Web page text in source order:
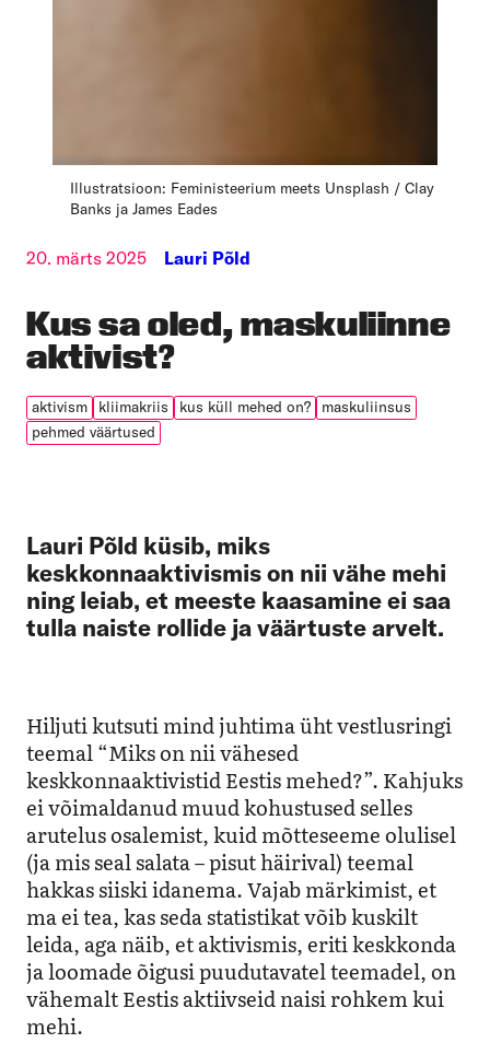
Illustratsioon: Feministeerium meets Unsplash / Clay
Banks ja James Eades
Kus sa oled, maskuliinne
aktivist?
20. märts 2025 Lauri Põld
aktivism kliimakriis kus küll mehed on?
maskuliinsus
pehmed väärtused
Lauri Põld küsib, miks
keskkonnaaktivismis on nii vähe mehi
ning leiab, et meeste kaasamine ei saa
tulla naiste rollide ja väärtuste arvelt.
Hiljuti kutsuti mind juhtima üht vestlusringi
teemal “Miks on nii vähesed
keskkonnaaktivistid Eestis mehed?”. Kahjuks
ei võimaldanud muud kohustused selles
arutelus osalemist, kuid mõtteseeme olulisel
(ja mis seal salata – pisut häirival) teemal
hakkas siiski idanema. Vajab märkimist, et
ma ei tea, kas seda statistikat võib kuskilt
leida, aga näib, et aktivismis, eriti keskkonda
ja loomade õigusi puudutavatel teemadel, on
vähemalt Eestis aktiivseid naisi rohkem kui
mehi.